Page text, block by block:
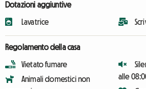
Dotazioni aggiuntive
Lavatrice
Regolamento della casa
Vietato fumare
Animali domestici non
alle